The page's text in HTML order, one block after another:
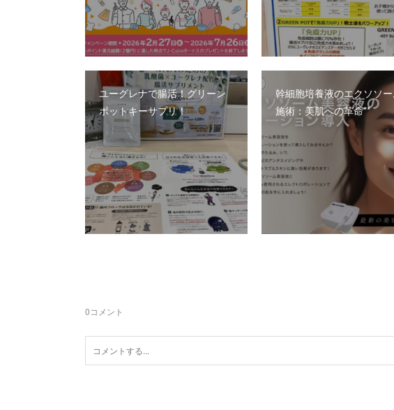
ユーグレナで腸活！グリーン
ポットキーサプリ！
幹細胞培養液のエクソソ
施術：美肌への革命**
0コメント